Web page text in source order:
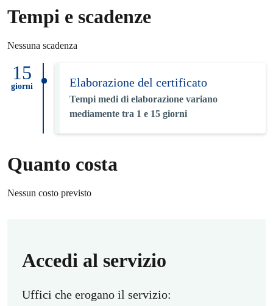
Tempi e scadenze
Nessuna scadenza
15
giorni Elaborazione del certificato
Tempi medi di elaborazione variano
mediamente tra 1 e 15 giorni
Quanto costa
Nessun costo previsto
Accedi al servizio
Uffici che erogano il servizio: